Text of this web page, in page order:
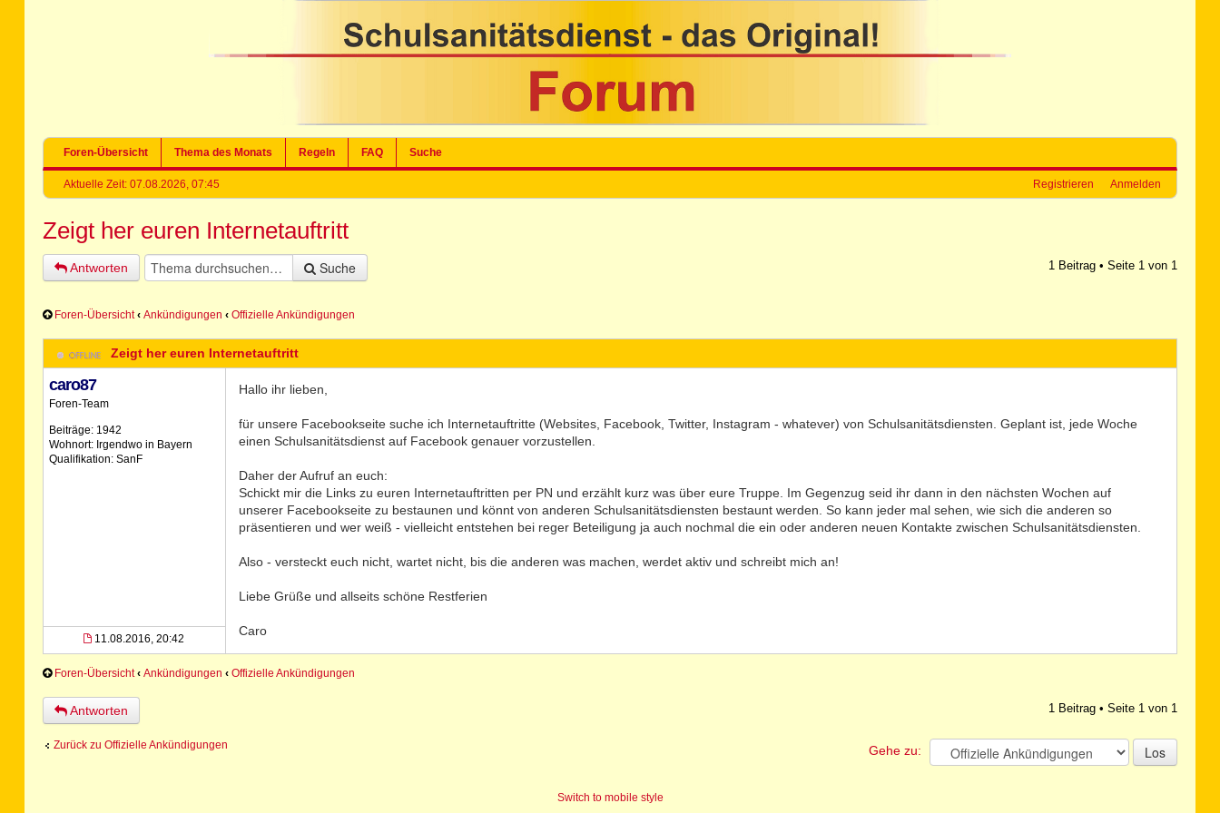
Foren-Übersicht Thema des Monats Regeln FAQ Suche
Aktuelle Zeit: 07.08.2026, 07:45 Registrieren Anmelden
Zeigt her euren Internetauftritt
Antworten Suche 1 Beitrag • Seite 1von 1
Foren-Übersicht ‹ Ankündigungen ‹ Offizielle Ankündigungen
Zeigt her euren Internetauftritt
caro87
Foren-Team
Beiträge: 1942
Wohnort: Irgendwo in Bayern
Qualifikation: SanF
11.08.2016, 20:42
Hallo ihr lieben,
für unsere Facebookseite suche ich Internetauftritte (Websites, Facebook, Twitter, Instagram - whatever) von Schulsanitätsdiensten. Geplant ist, jede Woche
einen Schulsanitätsdienst auf Facebook genauer vorzustellen.
Daher der Aufruf an euch:
Schickt mir die Links zu euren Internetauftritten per PN und erzählt kurz was über eure Truppe. Im Gegenzug seid ihr dann in den nächsten Wochen auf
unserer Facebookseite zu bestaunen und könnt von anderen Schulsanitätsdiensten bestaunt werden. So kann jeder mal sehen, wie sich die anderen so
präsentieren und wer weiß - vielleicht entstehen bei reger Beteiligung ja auch nochmal die ein oder anderen neuen Kontakte zwischen Schulsanitätsdiensten.
Also - versteckt euch nicht, wartet nicht, bis die anderen was machen, werdet aktiv und schreibt mich an!
Liebe Grüße und allseits schöne Restferien
Caro
Foren-Übersicht ‹ Ankündigungen ‹ Offizielle Ankündigungen
Antworten 1 Beitrag • Seite 1von 1
Zurück zu Offizielle Ankündigungen Gehe zu:
Switch to mobile style